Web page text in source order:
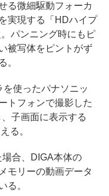
る微細駆動フォーカ
実現する「HDハイプ
パンニング時にもピ
被写体をピントがず
。
使ったパナソニッ
トフォンで撮影した
子画面に表示する
る。
合、DIGA本体の
モリーの動画データ
る。